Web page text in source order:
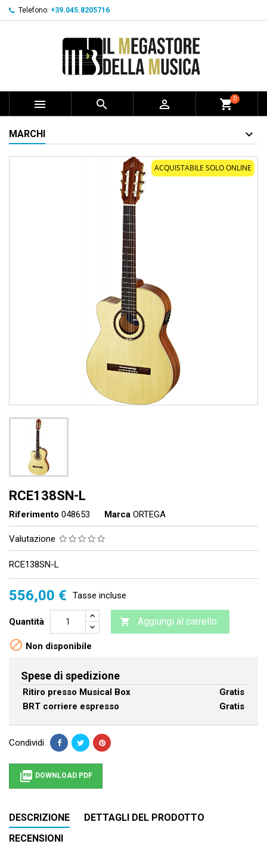
Telefono: +39.045.8205716
   shopping_cart0
MARCHI
ACQUISTABILE SOLO ONLINE
RCE138SN-L
Riferimento 048653 Marca ORTEGA
Valutazione
RCE138SN-L
556,00 € Tasse incluse
Quantità  Aggiungi al carrello
 Non disponibile
Spese di spedizione
Ritiro presso Musical Box
Gratis
BRT corriere espresso
Gratis
Condividi
 DOWNLOAD PDF
DESCRIZIONE
DETTAGLI DEL PRODOTTO
RECENSIONI